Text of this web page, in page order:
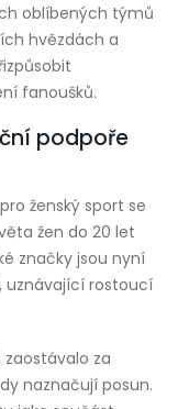
oblíbených týmů
hvězdách a
fanoušků.
podpoře
ženský sport se
žen do 20 let
značky jsou nyní
uznávající rostoucí
za
naznačují posun.